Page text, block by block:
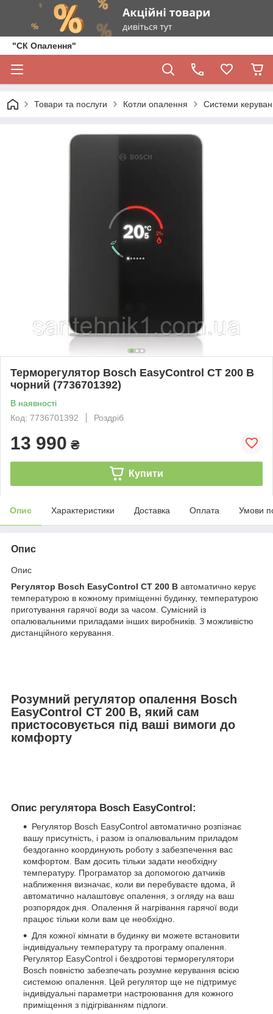
"СК Опалення"
Товари та послуги Котли опалення Системи
Терморегулятор Bosch EasyControl CT 200 B
чорний (7736701392)
В наявності
Код: 7736701392
Роздріб
13 990 ₴
Купити
Опис Характеристики Доставка Оплата Умови
Опис
Опис
Регулятор Bosch EasyControl CT 200 B автоматично керує
температурою в кожному приміщенні будинку, температурою
приготування гарячої води за часом. Сумісний із
опалювальними приладами інших виробників. З можливістю
дистанційного керування.
Розумний регулятор опалення Bosch
EasyControl CT 200 B, який сам
пристосовується під ваші вимоги до
комфорту
Опис регулятора Bosch EasyControl:
Регулятор Bosch EasyControl автоматично розпізнає
вашу присутність, і разом із опалювальним приладом
бездоганно координують роботу з забезпечення вас
комфортом. Вам досить тільки задати необхідну
температуру. Програматор за допомогою датчиків
наближення визначає, коли ви перебуваєте вдома, й
автоматично налаштовує опалення, з огляду на ваш
розпорядок дня. Опалення й нагрівання гарячої води
працює тільки коли вам це необхідно.
Для кожної кімнати в будинку ви можете встановити
індивідуальну температуру та програму опалення.
Регулятор EasyControl і бездротові терморегулятори
Bosch повністю забезпечать розумне керування всією
системою опалення. Цей регулятор ще не підтримує
індивідуальні параметри настроювання для кожного
приміщення з підігріванням підлоги.